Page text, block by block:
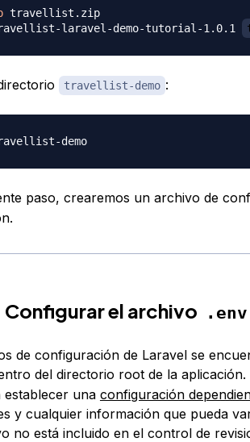
travellist.zip
laravel-demo-tutorial-1.0.1
travellist-demo :
travellist-demo
paso, crearemos un archivo de
Configurar el archivo .env
de configuración de Laravel se
del directorio root de la
establecer una configuración
y cualquier información que pueda
no está incluido en el control de